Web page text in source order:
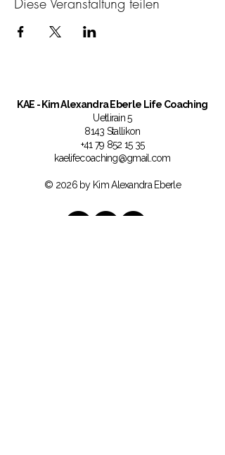
KAE - Kim Alexandra Eberle Life Coaching
Uetlirain 5
8143 Stallikon
+41 79 852 15 35
kaelifecoaching@gmail.com
© 2026 by Kim Alexandra Eberle